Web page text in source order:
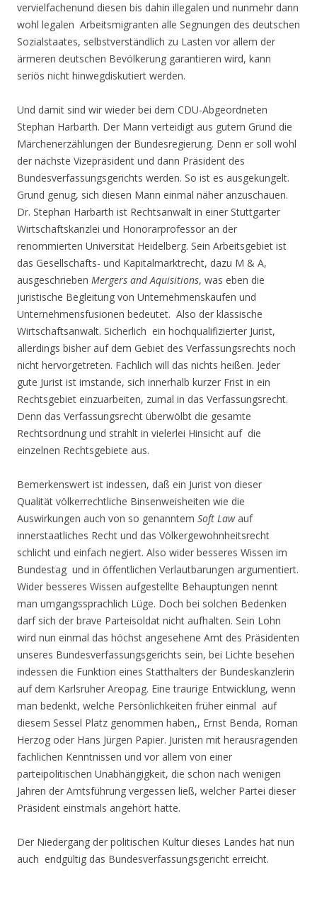
vervielfachenund diesen bis dahin illegalen und nunmehr dann
wohl legalen Arbeitsmigranten alle Segnungen des deutschen
Sozialstaates, selbstverständlich zu Lasten vor allem der
ärmeren deutschen Bevölkerung garantieren wird, kann
seriös nicht hinwegdiskutiert werden.
Und damit sind wir wieder bei dem CDU-Abgeordneten
Stephan Harbarth. Der Mann verteidigt aus gutem Grund die
Märchenerzählungen der Bundesregierung. Denn er soll wohl
der nächste Vizepräsident und dann Präsident des
Bundesverfassungsgerichts werden. So ist es ausgekungelt.
Grund genug, sich diesen Mann einmal näher anzuschauen.
Dr. Stephan Harbarth ist Rechtsanwalt in einer Stuttgarter
Wirtschaftskanzlei und Honorarprofessor an der
renommierten Universität Heidelberg. Sein Arbeitsgebiet ist
das Gesellschafts- und Kapitalmarktrecht, dazu M & A,
ausgeschrieben Mergers and Aquisitions, was eben die
juristische Begleitung von Unternehmenskäufen und
Unternehmensfusionen bedeutet. Also der klassische
Wirtschaftsanwalt. Sicherlich ein hochqualifizierter Jurist,
allerdings bisher auf dem Gebiet des Verfassungsrechts noch
nicht hervorgetreten. Fachlich will das nichts heißen. Jeder
gute Jurist ist imstande, sich innerhalb kurzer Frist in ein
Rechtsgebiet einzuarbeiten, zumal in das Verfassungsrecht.
Denn das Verfassungsrecht überwölbt die gesamte
Rechtsordnung und strahlt in vielerlei Hinsicht auf die
einzelnen Rechtsgebiete aus.
Bemerkenswert ist indessen, daß ein Jurist von dieser
Qualität völkerrechtliche Binsenweisheiten wie die
Auswirkungen auch von so genanntem Soft Lawauf
innerstaatliches Recht und das Völkergewohnheitsrecht
schlicht und einfach negiert. Also wider besseres Wissen im
Bundestag und in öffentlichen Verlautbarungen argumentiert.
Wider besseres Wissen aufgestellte Behauptungen nennt
man umgangssprachlich Lüge. Doch bei solchen Bedenken
darf sich der brave Parteisoldat nicht aufhalten. Sein Lohn
wird nun einmal das höchst angesehene Amt des Präsidenten
unseres Bundesverfassungsgerichts sein, bei Lichte besehen
indessen die Funktion eines Statthalters der Bundeskanzlerin
auf dem Karlsruher Areopag. Eine traurige Entwicklung, wenn
man bedenkt, welche Persönlichkeiten früher einmal auf
diesem Sessel Platz genommen haben,, Ernst Benda, Roman
Herzog oder Hans Jürgen Papier. Juristen mit herausragenden
fachlichen Kenntnissen und vor allem von einer
parteipolitischen Unabhängigkeit, die schon nach wenigen
Jahren der Amtsführung vergessen ließ, welcher Partei dieser
Präsident einstmals angehört hatte.
Der Niedergang der politischen Kultur dieses Landes hat nun
auch endgültig das Bundesverfassungsgericht erreicht.